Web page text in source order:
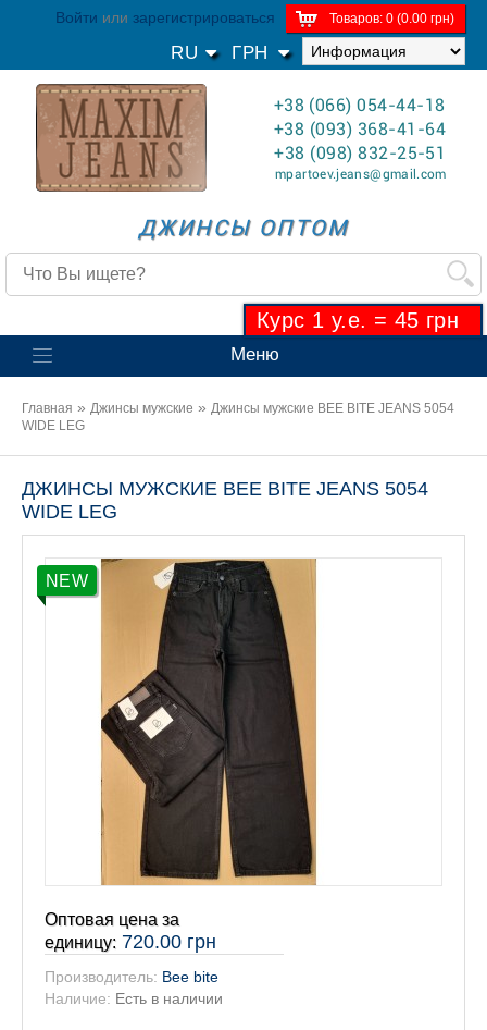
Товаров: 0 (0.00 грн)
Войти или зарегистрироваться
ГРН
RU
ДЖИНСЫ ОПТОМ
+38 (066) 054-44-18
+38 (093) 368-41-64
+38 (098) 832-25-51
mpartoev.jeans@gmail.com
Курс 1 у.е. = 45 грн
Меню
Главная » Джинсы мужские » Джинсы мужские BEE BITE JEANS 5054
WIDE LEG
ДЖИНСЫ МУЖСКИЕ BEE BITE JEANS 5054
WIDE LEG
NEW
Оптовая цена за
единицу: 720.00 грн
Производитель: Bee bite
Наличие: Есть в наличии